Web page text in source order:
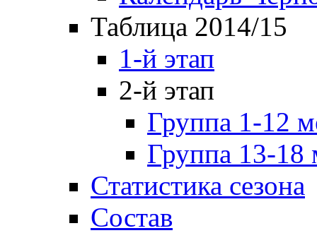
Таблица 2014/15
1-й этап
2-й этап
Группа 1-12
Группа 13-18
Статистика сезона
Состав